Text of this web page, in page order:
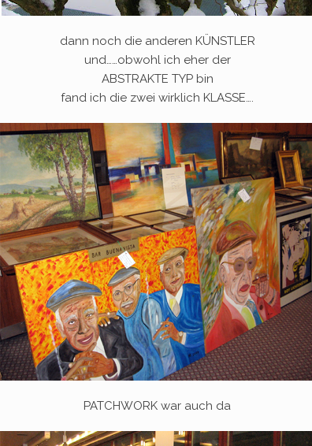
dann noch die anderen KÜNSTLER
und……obwohl ich eher der
ABSTRAKTE TYP bin
fand ich die zwei wirklich KLASSE….
PATCHWORK war auch da